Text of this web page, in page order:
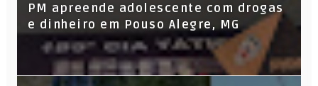
PM apreende adolescente com drogas
e dinheiro em Pouso Alegre, MG